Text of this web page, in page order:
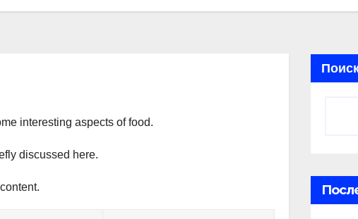
interesting aspects of food.
discussed here.